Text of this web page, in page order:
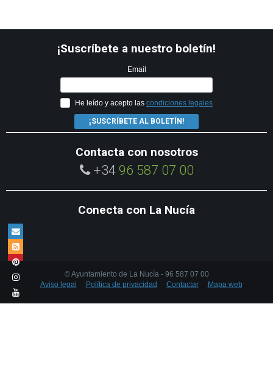
¡Suscríbete a nuestro boletín!
Email
He leído y acepto las condiciones legales
¡SUSCRÍBETE AL BOLETÍN!
Contacta con nosotros
+34 96 587 07 00
Conecta con La Nucía
© Ayuntamiento de La Nucía - 96 587 07 00
Aviso legal
Política de privacidad Contactar Mapa web